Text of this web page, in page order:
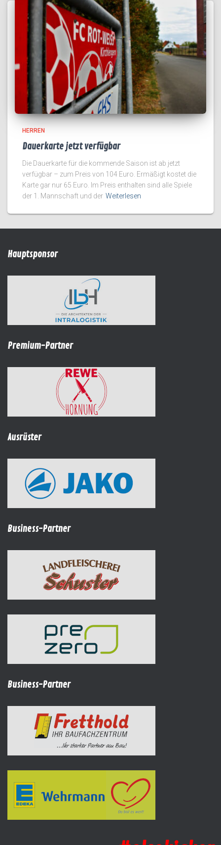
HERREN
Dauerkarte jetzt verfügbar
Die Dauerkarte für die kommende Saison ist ab jetzt
verfügbar – zum Preis von 104 Euro. Ermäßigt kostet die
Karte gar nur 65 Euro. Im Preis enthalten sind alle Spiele
der 1. Mannschaft und der Weiterlesen
Hauptsponsor
Premium-Partner
Ausrüster
Business-Partner
Business-Partner